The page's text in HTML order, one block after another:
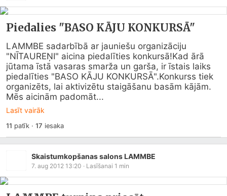
Piedalies "BASO KĀJU KONKURSĀ"
LAMMBE sadarbībā ar jauniešu organizāciju
"NĪTAUREŅI" aicina piedalīties konkursā!Kad ārā
jūtama īstā vasaras smarža un garša, ir īstais laiks
piedalīties "BASO KĀJU KONKURSĀ".Konkurss tiek
organizēts, lai aktivizētu staigāšanu basām kājām.
Mēs aicinām padomāt...
Lasīt vairāk
11 patīk · 17 iesaka
Skaistumkopšanas salons LAMMBE
7. aug 2012 13:20 · Lasīšanai 1 min